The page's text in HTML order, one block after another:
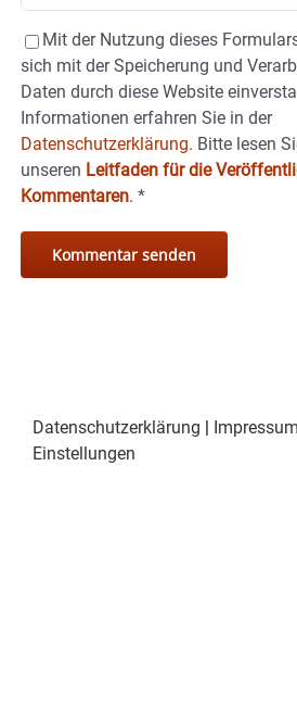
Mit der Nutzung dieses
sich mit der Speicherung und
Daten durch diese Website
Informationen erfahren Sie in der
Datenschutzerklärung. Bitte lesen
unseren Leitfaden für die
Kommentaren. *
Datenschutzerklärung Impressum
Einstellungen